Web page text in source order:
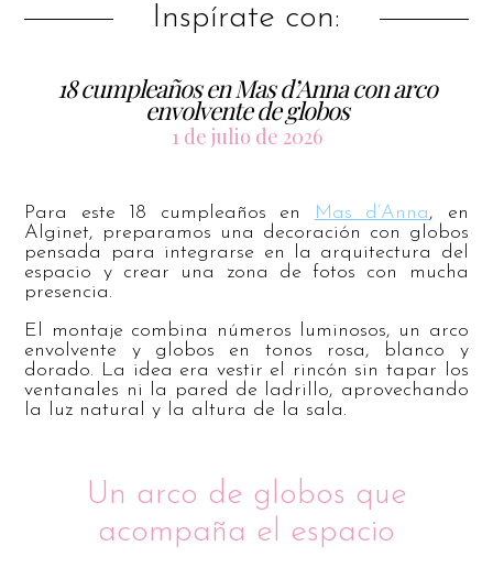
Inspírate con:
18 cumpleaños en Mas d’Anna con arco
envolvente de globos
1 de julio de 2026
Para este 18 cumpleaños en Mas d’Anna, en
Alginet, preparamos una decoración con globos
pensada para integrarse en la arquitectura del
espacio y crear una zona de fotos con mucha
presencia.
El montaje combina números luminosos, un arco
envolvente y globos en tonos rosa, blanco y
dorado. La idea era vestir el rincón sin tapar los
ventanales ni la pared de ladrillo, aprovechando
la luz natural y la altura de la sala.
Un arco de globos que
acompaña el espacio